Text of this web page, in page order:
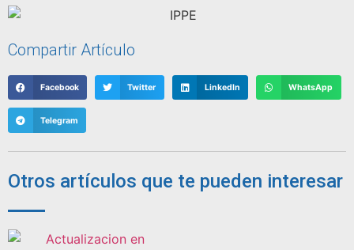
Compartir Artículo
Facebook Twitter LinkedIn WhatsApp
Telegram
Otros artículos que te pueden interesar